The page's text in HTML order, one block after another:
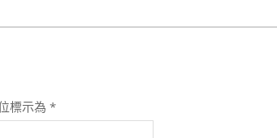
標示為*